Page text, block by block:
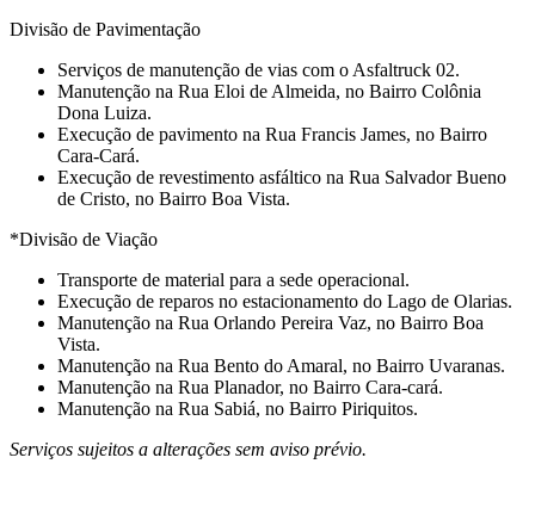
Divisão de Pavimentação
Serviços de manutenção de vias com o Asfaltruck 02.
⁠Manutenção na Rua Eloi de Almeida, no Bairro Colônia
Dona Luiza.
⁠Execução de pavimento na Rua Francis James, no Bairro
Cara-Cará.
⁠Execução de revestimento asfáltico na Rua Salvador Bueno
de Cristo, no Bairro Boa Vista.
*Divisão de Viação
⁠Transporte de material para a sede operacional.
⁠Execução de reparos no estacionamento do Lago de Olarias.
⁠Manutenção na Rua Orlando Pereira Vaz, no Bairro Boa
Vista.
⁠Manutenção na Rua Bento do Amaral, no Bairro Uvaranas.
⁠Manutenção na Rua Planador, no Bairro Cara-cará.
Manutenção na Rua Sabiá, no Bairro Piriquitos.⁠
Serviços sujeitos a alterações sem aviso prévio.